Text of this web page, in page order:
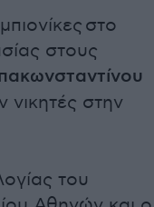
στο
στους
νικητές στην
του